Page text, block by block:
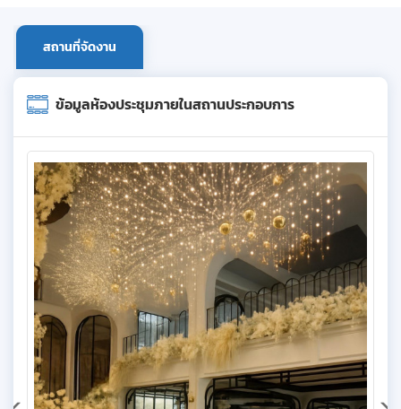
สถานที่จัดงาน
ข้อมูลห้องประชุมภายในสถานประกอบการ